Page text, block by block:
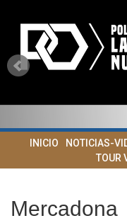
INICIO NOTICIAS-
TOUR
Mercadona